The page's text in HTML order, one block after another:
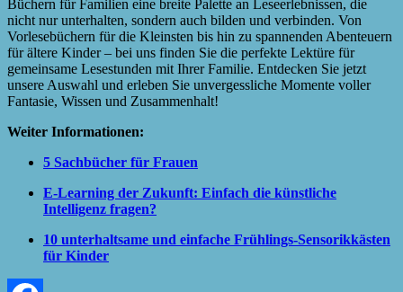
Büchern für Familien eine breite Palette an Leseerlebnissen, die
nicht nur unterhalten, sondern auch bilden und verbinden. Von
Vorlesebüchern für die Kleinsten bis hin zu spannenden Abenteuern
für ältere Kinder – bei uns finden Sie die perfekte Lektüre für
gemeinsame Lesestunden mit Ihrer Familie. Entdecken Sie jetzt
unsere Auswahl und erleben Sie unvergessliche Momente voller
Fantasie, Wissen und Zusammenhalt!
Weiter Informationen:
5 Sachbücher für Frauen
E-Learning der Zukunft: Einfach die künstliche
Intelligenz fragen?
10 unterhaltsame und einfache Frühlings-Sensorikkästen
für Kinder